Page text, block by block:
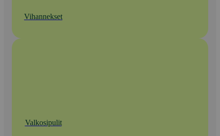
Vihannekset
Valkosipulit